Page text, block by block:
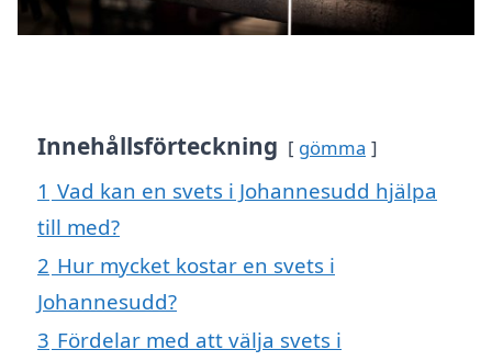
Innehållsförteckning gömma
1 Vad kan en svets i Johannesudd hjälpa
till med?
2 Hur mycket kostar en svets i
Johannesudd?
3 Fördelar med att välja svets i